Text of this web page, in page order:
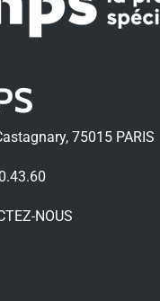
75015 PARIS
NOUS